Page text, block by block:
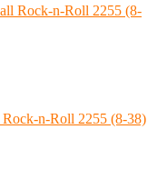
n-Roll 2255 (8-38)